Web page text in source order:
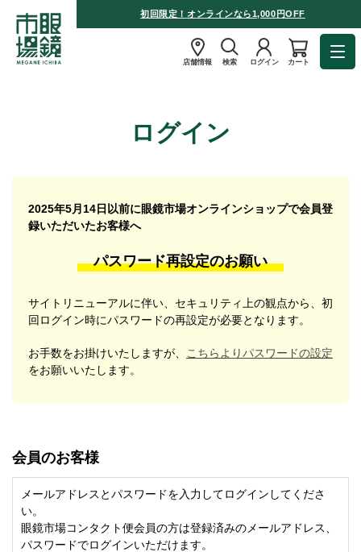
初回限定！オンラインなら1,000円OFF
店舗情報 検索 ログイン カート
ログイン
2025年5月14日以前に眼鏡市場オンラインショップで会員登
録いただいたお客様へ
パスワード再設定のお願い
サイトリニューアルに伴い、セキュリティ上の観点から、初
回ログイン時にパスワードの再設定が必要となります。
お手数をお掛けいたしますが、
こちらよりパスワードの設定
をお願いいたします。
会員のお客様
メールアドレスとパスワードを入力してログインしてくださ
い。
眼鏡市場コンタクト便会員の方は登録済みのメールアドレス、
パスワードでログインいただけます。